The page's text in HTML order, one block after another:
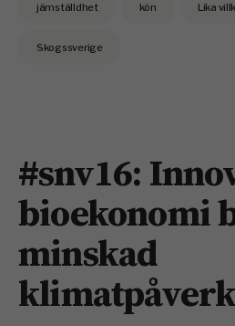
jämställdhet kön Lika
Skogssverige
#snv16:
bioekonomi
minskad